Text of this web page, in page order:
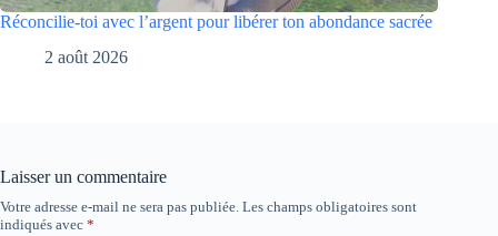
Réconcilie-toi avec l’argent pour libérer ton abondance sacrée
2 août 2026
Laisser un commentaire
Votre adresse e-mail ne sera pas publiée. Les champs obligatoires sont
indiqués avec *